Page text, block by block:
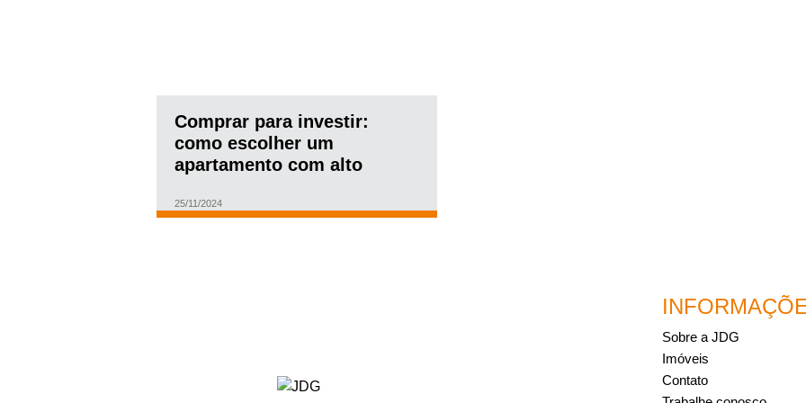
Comprar para investir:
como escolher um
apartamento com alto
25/11/2024
Sobre a JDG
Imóveis
Contato